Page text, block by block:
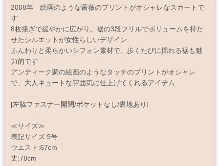
2008年 絵画のような薔薇のプリントがオシャレなスカートで
す
8枚接ぎで緩やかに広がり、裾の3段フリルでボリュームを持た
せたシルエットが女性らしいデザイン
ふんわりと柔らかいシフォン素材で、歩くたびに揺れる裾も魅
力的です
アンティーク調の絵画のようなタッチのプリントがオシャレ
で、大人キュートな雰囲気に仕上げてくれるアイテム
[左脇ファスナー開閉/ポケットなし/裏地あり]
≪サイズ≫
表記サイズ:9号
ウエスト:67cm
丈:78cm